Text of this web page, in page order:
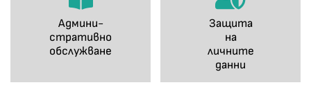
Админи-
стративно
обслужване
Защита
на
личните
данни